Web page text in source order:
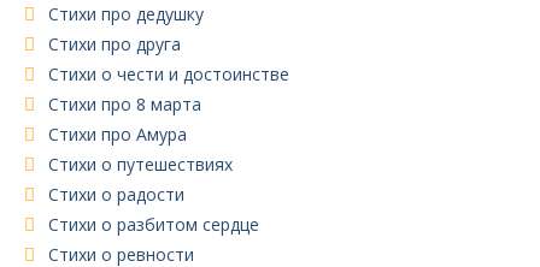
Стихи про дедушку
Стихи про друга
Стихи о чести и достоинстве
Стихи про 8 марта
Стихи про Амура
Стихи о путешествиях
Стихи о радости
Стихи о разбитом сердце
Стихи о ревности